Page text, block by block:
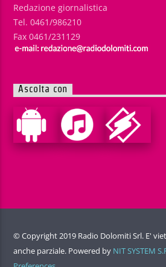
Redazione giornalistica
Tel. 0461/986210
Fax 0461/231129
Ascolta con
© Copyright 2019 Radio Dolomiti Srl. E'
anche parziale. Powered by NIT SYSTEM